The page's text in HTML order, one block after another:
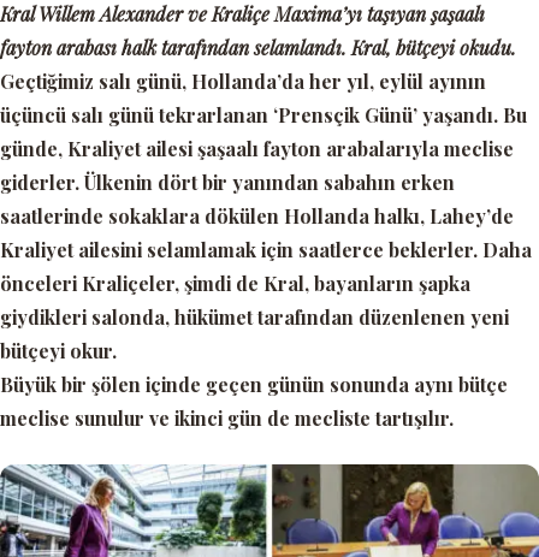
Kral Willem Alexander ve Kraliçe Maxima’yı taşıyan şaşaalı
fayton arabası halk tarafından selamlandı. Kral, bütçeyi okudu.
Geçtiğimiz salı günü, Hollanda’da her yıl, eylül ayının
üçüncü salı günü tekrarlanan ‘Prensçik Günü’yaşandı. Bu
günde, Kraliyet ailesi şaşaalı fayton arabalarıyla meclise
giderler. Ülkenin dört bir yanından sabahın erken
saatlerinde sokaklara dökülen Hollanda halkı, Lahey’de
Kraliyet ailesini selamlamak için saatlerce beklerler. Daha
önceleri Kraliçeler, şimdi de Kral, bayanların şapka
giydikleri salonda, hükümet tarafından düzenlenen yeni
bütçeyi okur.
Büyük bir şölen içinde geçen günün sonunda aynı bütçe
meclise sunulur ve ikinci gün de mecliste tartışılır.